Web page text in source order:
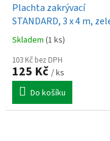
Plachta zakrývací
STANDARD, 3 x 4 m,
Skladem (1 ks)
103 Kč bez DPH
125 Kč / ks
Do košíku